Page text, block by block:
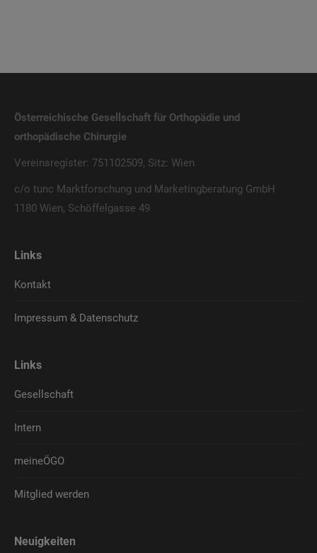
Österreichische Gesellschaft für Orthopädie und
orthopädische Chirurgie
Vereinsregister: 751102509, Sitz: Wien
c/o tunc Marktforschung und Marketingberatung GmbH
1180 Wien, Schöffelgasse 49
Links
Kontakt
Impressum & Datenschutz
Links
Gesellschaft
Intern
meineÖGO
Mitglied werden
Neuigkeiten